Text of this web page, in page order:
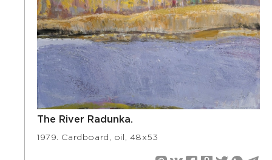
The River Radunka.
1979. Cardboard, oil, 48х53